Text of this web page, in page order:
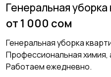
Генеральная
от 1 000 сом
Генеральная уборка
Профессиональная химия,
Работаем ежедневно.